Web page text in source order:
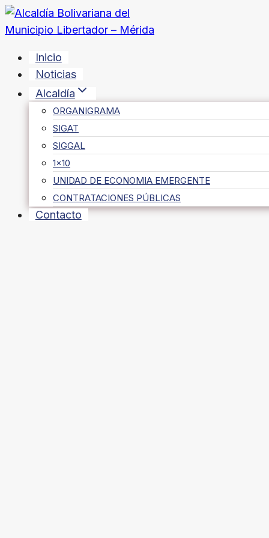
Saltar
al
Inicio
Noticias
Alcaldía
ORGANIGRAMA
SIGAT
SIGGAL
1×10
UNIDAD DE ECONOMIA EMERGENTE
CONTRATACIONES PÚBLICAS
Contacto